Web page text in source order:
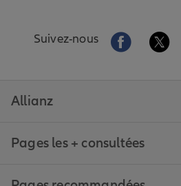
Suivez-nous Aller sur la
Allianz
Pages les + consultées